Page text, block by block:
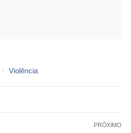
Violência
PRÓXIMO